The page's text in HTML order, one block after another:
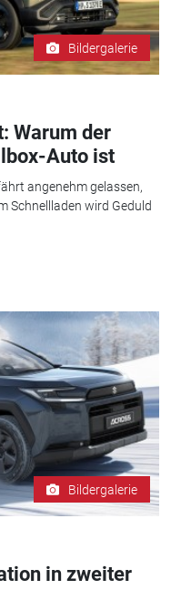
Bildergalerie
Warum der
Auto ist
angenehm gelassen,
Schnellladen wird Geduld
Bildergalerie
in zweiter